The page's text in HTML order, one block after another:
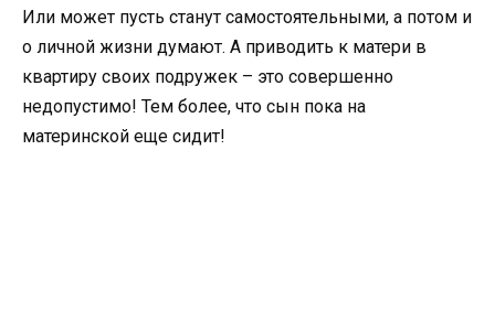
Или может пусть станут самостоятельными, а потом и
о личной жизни думают. А приводить к матери в
квартиру своих подружек – это совершенно
недопустимо! Тем более, что сын пока на
материнской еще сидит!